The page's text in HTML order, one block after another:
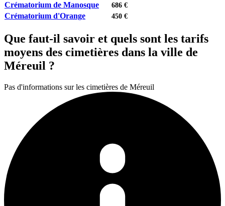
Crématorium de Manosque 686 €
Crématorium d'Orange 450 €
Que faut-il savoir et quels sont les tarifs
moyens des cimetières dans la ville de
Méreuil ?
Pas d'informations sur les cimetières de Méreuil